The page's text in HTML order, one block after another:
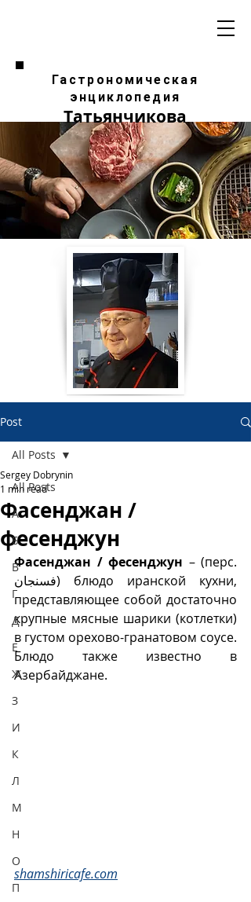
Гастрономическая
энциклопедия
Татьянчикова
Post
All Posts
А
Б
В
Г
Д
Е
Ж
З
И
К
Л
М
Н
О
П
All Posts
Фасенджан /
фесенджун
Sergey Dobrynin
1 min read
Фасенджан / фесенджун – (перс.
представляющее собой достаточно
крупные мясные шарики (котлетки)
в густом орехово-гранатовом соусе.
Блюдо также известно в
Азербайджане.
shamshiricafe.com